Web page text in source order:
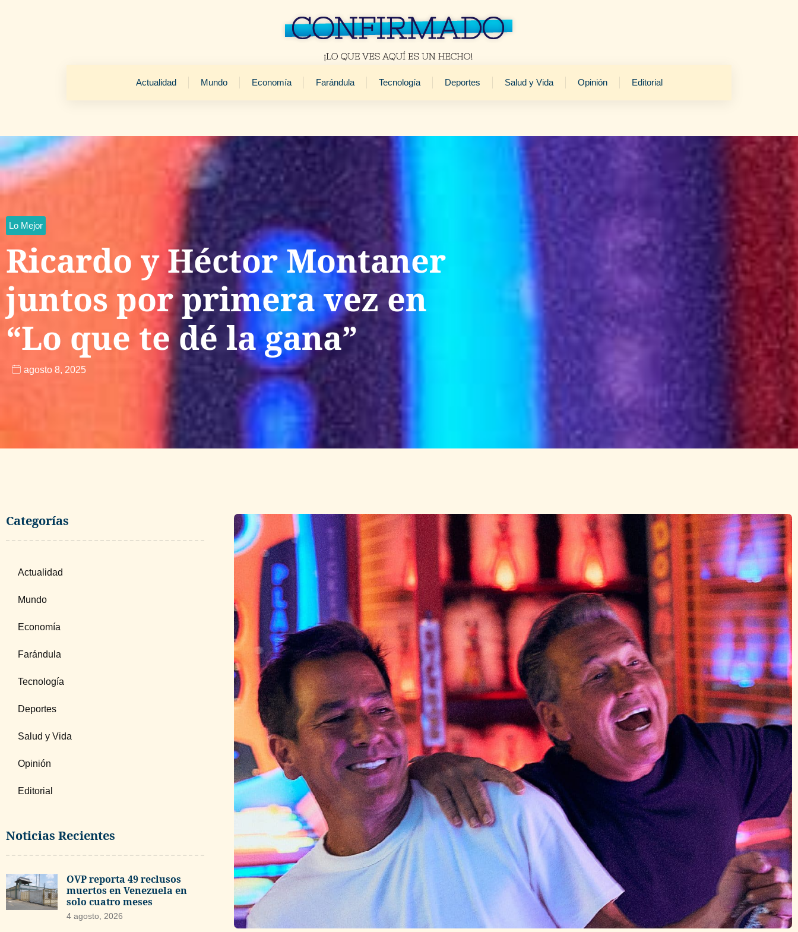
Actualidad Mundo Economía Farándula Tecnología Deportes Salud y Vida Opinión Editorial
Lo Mejor
Ricardo y Héctor Montaner
juntos por primera vez en
“Lo que te dé la gana”
agosto 8, 2025
Categorías
Actualidad
Mundo
Economía
Farándula
Tecnología
Deportes
Salud y Vida
Opinión
Editorial
Noticias Recientes
OVP reporta 49 reclusos
muertos en Venezuela en
solo cuatro meses
4 agosto, 2026